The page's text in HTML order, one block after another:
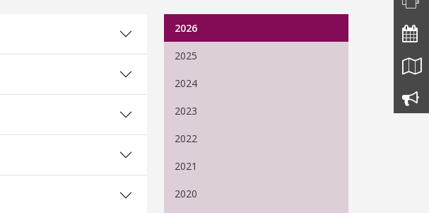
2026
2025
2024
2023
2022
2021
2020